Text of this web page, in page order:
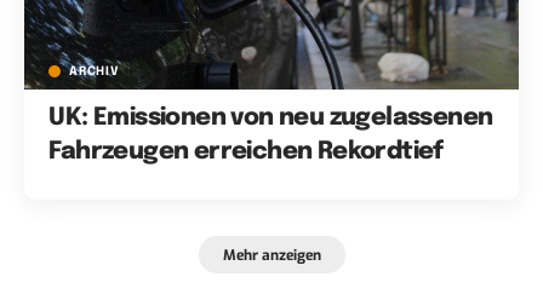
ARCHIV
UK: Emissionen von neu zugelassenen
Fahrzeugen erreichen Rekordtief
Mehr anzeigen